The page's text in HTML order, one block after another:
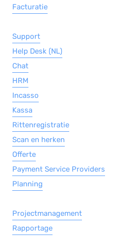
Facturatie
Support
Help Desk (NL)
Chat
HRM
Incasso
Kassa
Rittenregistratie
Scan en herken
Offerte
Payment Service Providers
Planning
Projectmanagement
Rapportage